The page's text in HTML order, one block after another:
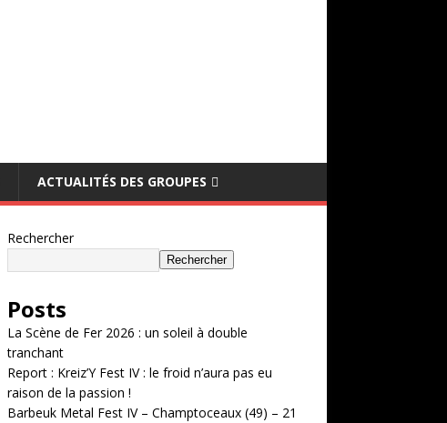
ACTUALITÉS DES GROUPES
Rechercher
Rechercher
Posts
La Scène de Fer 2026 : un soleil à double
tranchant
Report : Kreiz’Y Fest IV : le froid n’aura pas eu
raison de la passion !
Barbeuk Metal Fest IV – Champtoceaux (49) – 21